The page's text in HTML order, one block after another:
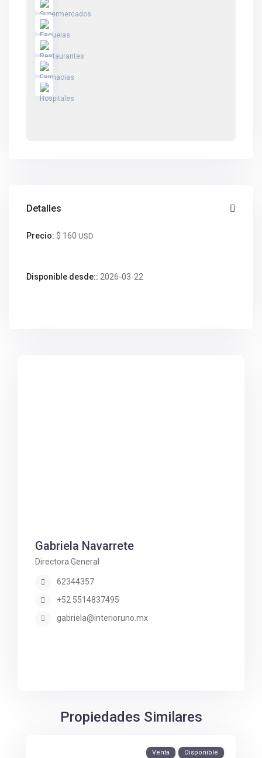
Detalles
Precio: $ 160USD
Disponible desde:: 2026-03-22
Gabriela Navarrete
Directora General
62344357
+52 5514837495
gabriela@interioruno.mx
Propiedades Similares
Venta Disponible